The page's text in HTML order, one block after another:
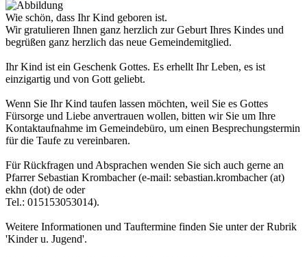
Wie schön, dass Ihr Kind geboren ist.
Wir gratulieren Ihnen ganz herzlich zur Geburt Ihres Kindes und
begrüßen ganz herzlich das neue Gemeindemitglied.
Ihr Kind ist ein Geschenk Gottes. Es erhellt Ihr Leben, es ist
einzigartig und von Gott geliebt.
Wenn Sie Ihr Kind taufen lassen möchten, weil Sie es Gottes
Fürsorge und Liebe anvertrauen wollen, bitten wir Sie um Ihre
Kontaktaufnahme im Gemeindebüro, um einen Besprechungstermin
für die Taufe zu vereinbaren.
Für Rückfragen und Absprachen wenden Sie sich auch gerne an
Pfarrer Sebastian Krombacher (e-mail: sebastian.krombacher (at)
ekhn (dot) de oder
Tel.: 015153053014).
Weitere Informationen und Tauftermine finden Sie unter der Rubrik
'Kinder u. Jugend'.